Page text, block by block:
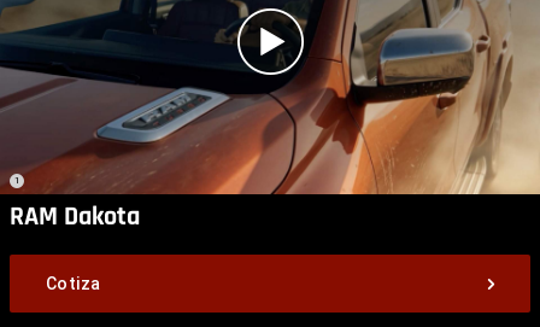
Play
Video
(
Disclosure
1 )
RAM Dakota
Cotiza